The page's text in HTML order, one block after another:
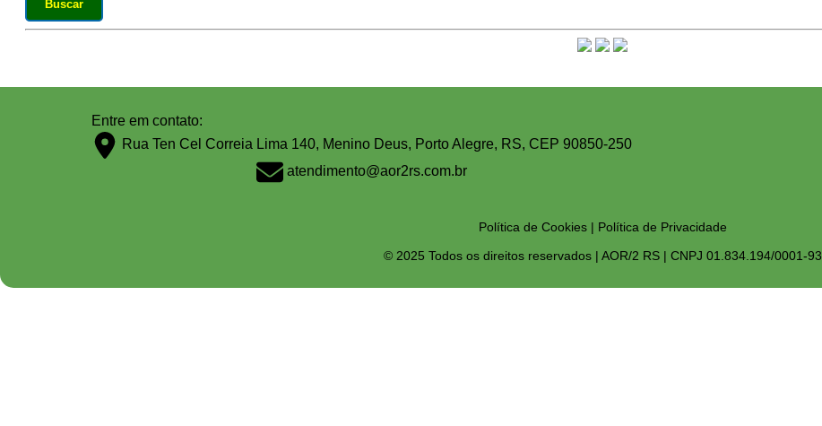
Entre em contato:
Rua Ten Cel Correia Lima 140, Menino Deus, Porto Alegre, RS, CEP 90850-250
atendimento@aor2rs.com.br
Política de Cookies| Política de Privacidade
© 2025 Todos os direitos reservados | AOR/2 RS | CNPJ 01.834.194/0001-93